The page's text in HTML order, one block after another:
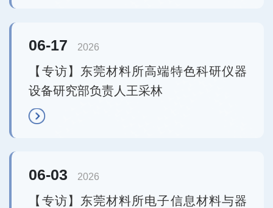
06-17 2026
【专访】东莞材料所高端特色科研仪器
设备研究部负责人王采林
06-03 2026
【专访】东莞材料所电子信息材料与器